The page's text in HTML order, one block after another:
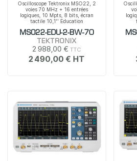
Oscilloscope Tektronix MSO22, 2
voies 70 MHz + 16 entrées
logiques, 10 Mpts, 8 bits, écran
tactile 10,1'' Education
MSO22-EDU-2-BW-70
TEKTRONIX
2 988,00 €
2 490,00 €